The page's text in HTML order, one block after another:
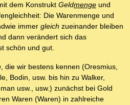
dem Konstrukt Geldmenge und
Die Warenmenge und
immer gleich zueinander bleiben
dann verändert sich das
schön und gut.
, die wir bestens kennen (Oresmius,
Bodin, usw. bis hin zu Walker,
usw., usw.) zunächst bei Gold
Waren (Waren) in zahlreiche